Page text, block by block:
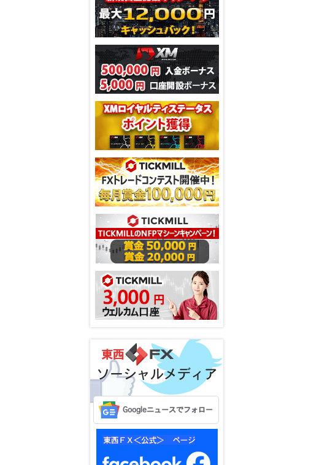
ソーシャルメディア
Googleニュースでフォロー